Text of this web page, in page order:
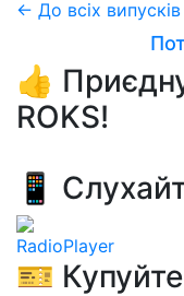
← До всіх випусків
👍
ROKS!
📱
RadioPlayer
🎫